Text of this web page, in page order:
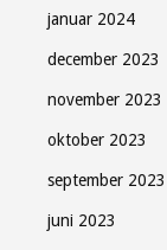
januar 2024
december 2023
november 2023
oktober 2023
september 2023
juni 2023